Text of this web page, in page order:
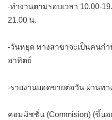
-ทำงานตามรอบเวลา 10.00-
21.00 น.
-วันหยุด ทางสาขาจะเป็นคนก
อาทิตย์
-รายงานยอดขายต่อวัน ผ่านทา
คอมมิชชั่น (Commision) (ขึ้น